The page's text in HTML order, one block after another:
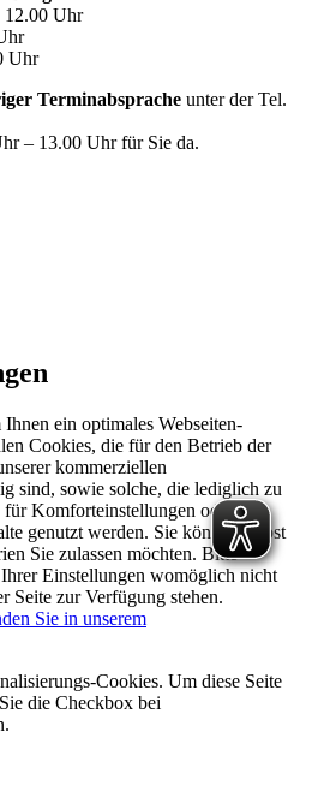
12.00 Uhr
Uhr
Terminabsprache unter der Tel.
– 13.00 Uhr für Sie da.
ein optimales Webseiten-
Cookies, die für den Betrieb der
kommerziellen
sind, sowie solche, die lediglich zu
Komforteinstellungen oder zur
genutzt werden. Sie können selbst
Sie zulassen möchten. Bitte
Ihrer Einstellungen womöglich nicht
Seite zur Verfügung stehen.
Sie in unserem
Cookies. Um diese Seite
die Checkbox bei